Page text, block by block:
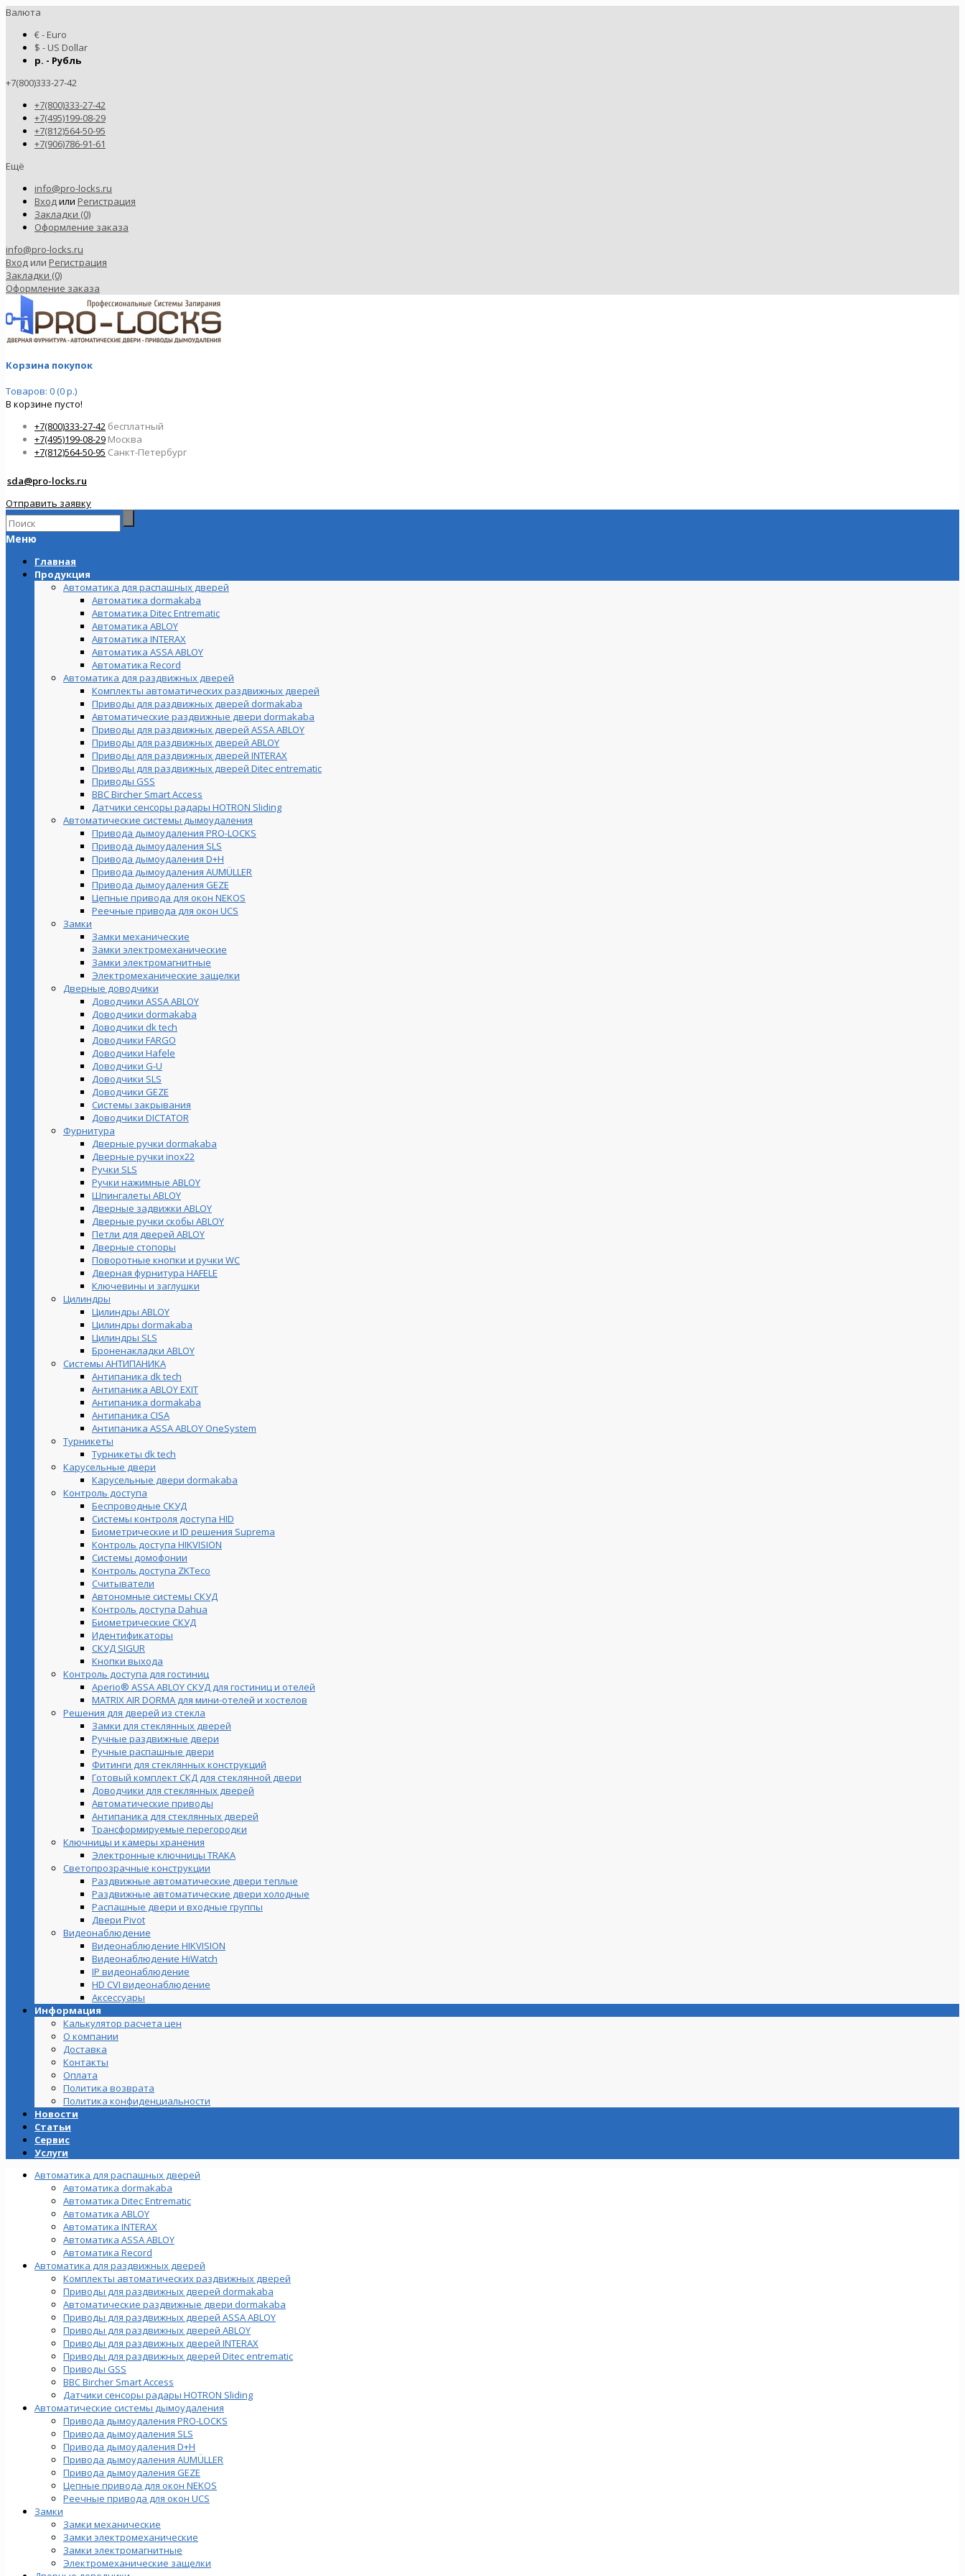
Валюта
€ - Euro
$ - US Dollar
р. - Рубль
+7(800)333-27-42
+7(800)333-27-42
+7(495)199-08-29
+7(812)564-50-95
+7(906)786-91-61
Ещё
info@pro-locks.ru
Входили Регистрация
Закладки (0)
Оформление заказа
info@pro-locks.ru
Вход или Регистрация
Закладки (0)
Оформление заказа
Корзина покупок
Товаров: 0 (0 р.)
В корзине пусто!
+7(800)333-27-42 бесплатный
+7(495)199-08-29 Москва
+7(812)564-50-95 Санкт-Петербург
sda@pro-locks.ru
Отправить заявку
Меню
Главная
Продукция
Автоматика для распашных дверей
Автоматика dormakaba
Автоматика Ditec Entrematic
Автоматика ABLOY
Автоматика INTERAX
Автоматика ASSA ABLOY
Автоматика Record
Автоматика для раздвижных дверей
Комплекты автоматических раздвижных дверей
Приводы для раздвижных дверей dormakaba
Автоматические раздвижные двери dormakaba
Приводы для раздвижных дверей ASSA ABLOY
Приводы для раздвижных дверей ABLOY
Приводы для раздвижных дверей INTERAX
Приводы для раздвижных дверей Ditec entrematic
Приводы GSS
BBC Bircher Smart Access
Датчики сенсоры радары HOTRON Sliding
Автоматические системы дымоудаления
Привода дымоудаления PRO-LOCKS
Привода дымоудаления SLS
Привода дымоудаления D+H
Привода дымоудаления AUMÜLLER
Привода дымоудаления GEZE
Цепные привода для окон NEKOS
Реечные привода для окон UСS
Замки
Замки механические
Замки электромеханические
Замки электромагнитные
Электромеханические защелки
Дверные доводчики
Доводчики ASSA ABLOY
Доводчики dormakaba
Доводчики dk tech
Доводчики FARGO
Доводчики Hafele
Доводчики G-U
Доводчики SLS
Доводчики GEZE
Cистемы закрывания
Доводчики DICTATOR
Фурнитура
Дверные ручки dormakaba
Дверные ручки inox22
Ручки SLS
Ручки нажимные ABLOY
Шпингалеты ABLOY
Дверные задвижки ABLOY
Дверные ручки скобы ABLOY
Петли для дверей ABLOY
Дверные стопоры
Поворотные кнопки и ручки WC
Дверная фурнитура HAFELE
Ключевины и заглушки
Цилиндры
Цилиндры ABLOY
Цилиндры dormakaba
Цилиндры SLS
Броненакладки ABLOY
Системы АНТИПАНИКА
Антипаника dk tech
Антипаника ABLOY EXIT
Антипаника dormakaba
Антипаника СISA
Антипаника ASSA ABLOY OneSystem
Турникеты
Турникеты dk tech
Карусельные двери
Карусельные двери dormakaba
Контроль доступа
Беспроводные СКУД
Системы контроля доступа HID
Биометрические и ID решения Suprema
Контроль доступа HIKVISION
Системы домофонии
Контроль доступа ZKTeco
Считыватели
Автономные системы СКУД
Контроль доступа Dahua
Биометрические СКУД
Идентификаторы
СКУД SIGUR
Кнопки выхода
Контроль доступа для гостиниц
Aperio® ASSA ABLOY СКУД для гостиниц и отелей
MATRIX AIR DORMA для мини-отелей и хостелов
Решения для дверей из стекла
Замки для стеклянных дверей
Ручные раздвижные двери
Ручные распашные двери
Фитинги для стеклянных конструкций
Готовый комплект СКД для стеклянной двери
Доводчики для стеклянных дверей
Автоматические приводы
Антипаника для стеклянных дверей
Трансформируемые перегородки
Ключницы и камеры хранения
Электронные ключницы TRAKA
Светопрозрачные конструкции
Раздвижные автоматические двери теплые
Раздвижные автоматические двери холодные
Распашные двери и входные группы
Двери Pivot
Видеонаблюдение
Видеонаблюдение HIKVISION
Видеонаблюдение HiWatch
IP видеонаблюдение
HD CVI видеонаблюдение
Аксессуары
Информация
Калькулятор расчета цен
О компании
Доставка
Контакты
Оплата
Политика возврата
Политика конфиденциальности
Новости
Статьи
Сервис
Услуги
Автоматика для распашных дверей
Автоматика dormakaba
Автоматика Ditec Entrematic
Автоматика ABLOY
Автоматика INTERAX
Автоматика ASSA ABLOY
Автоматика Record
Автоматика для раздвижных дверей
Комплекты автоматических раздвижных дверей
Приводы для раздвижных дверей dormakaba
Автоматические раздвижные двери dormakaba
Приводы для раздвижных дверей ASSA ABLOY
Приводы для раздвижных дверей ABLOY
Приводы для раздвижных дверей INTERAX
Приводы для раздвижных дверей Ditec entrematic
Приводы GSS
BBC Bircher Smart Access
Датчики сенсоры радары HOTRON Sliding
Автоматические системы дымоудаления
Привода дымоудаления PRO-LOCKS
Привода дымоудаления SLS
Привода дымоудаления D+H
Привода дымоудаления AUMÜLLER
Привода дымоудаления GEZE
Цепные привода для окон NEKOS
Реечные привода для окон UСS
Замки
Замки механические
Замки электромеханические
Замки электромагнитные
Электромеханические защелки